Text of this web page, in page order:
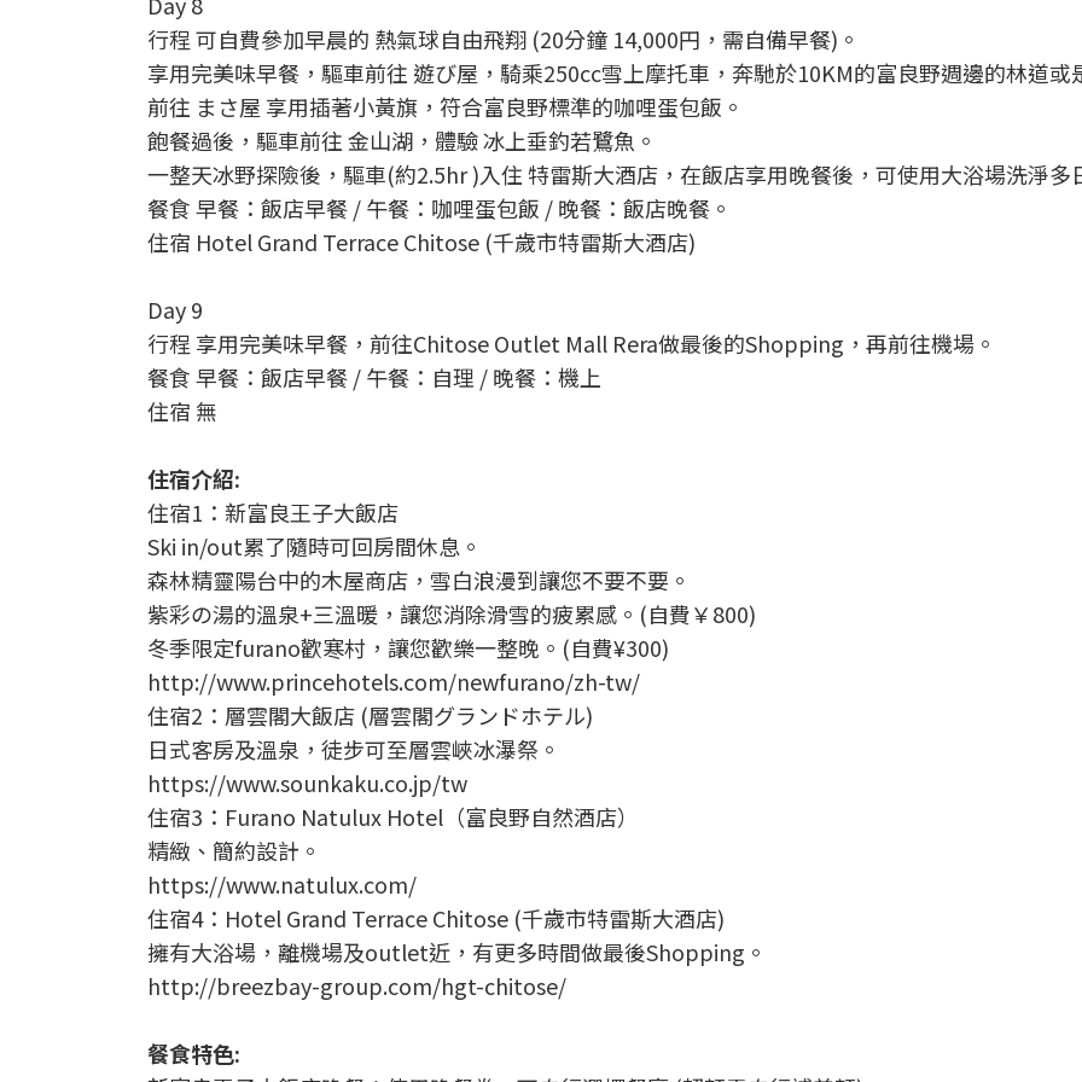
行程 可自費參加早晨的 熱氣球自由飛翔 (20分鐘 14,000円，需自備早餐)。
享用完美味早餐，驅車前往 遊び屋，騎乘250cc雪上摩托車，奔馳於10KM的富良野週邊的林道或
前往 まさ屋 享用插著小黃旗，符合富良野標準的咖哩蛋包飯。
飽餐過後，驅車前往 金山湖，體驗 冰上垂釣若鷺魚。
一整天冰野探險後，驅車(約2.5hr )入住 特雷斯大酒店，在飯店享用晚餐後，可使用大浴場洗淨多
餐食 早餐：飯店早餐 / 午餐：咖哩蛋包飯 / 晚餐：飯店晚餐。
住宿 Hotel Grand Terrace Chitose (千歲市特雷斯大酒店)
Day 9
行程 享用完美味早餐，前往Chitose Outlet Mall Rera做最後的Shopping，再前往機場。
餐食 早餐：飯店早餐 / 午餐：自理 / 晚餐：機上
住宿 無
住宿介紹:
住宿1：新富良王子大飯店
Ski in/out累了隨時可回房間休息。
森林精靈陽台中的木屋商店，雪白浪漫到讓您不要不要。
紫彩の湯的溫泉+三溫暖，讓您消除滑雪的疲累感。(自費￥800)
冬季限定furano歡寒村，讓您歡樂一整晚。(自費¥300)
http://www.princehotels.com/newfurano/zh-tw/
住宿2：層雲閣大飯店 (層雲閣グランドホテル)
日式客房及溫泉，徒步可至層雲峽冰瀑祭。
https://www.sounkaku.co.jp/tw
住宿3：Furano Natulux Hotel（富良野自然酒店）
精緻、簡約設計。
https://www.natulux.com/
住宿4：Hotel Grand Terrace Chitose (千歲市特雷斯大酒店)
擁有大浴場，離機場及outlet近，有更多時間做最後Shopping。
http://breezbay-group.com/hgt-chitose/
餐食特色: